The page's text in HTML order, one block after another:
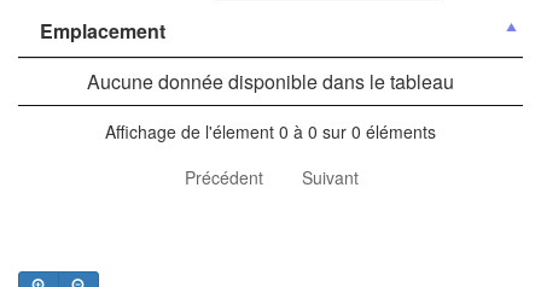
Emplacement
Aucune donnée disponible dans le tableau
Affichage de l'élement 0 à 0 sur 0 éléments
Précédent
Suivant